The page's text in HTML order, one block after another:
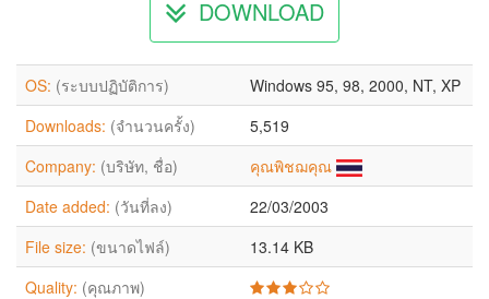
DOWNLOAD
OS: (ระบบปฏิบัติการ)
Windows 95, 98, 2000, NT, XP
Downloads: (จำนวนครั้ง)
5,519
Company: (บริษัท, ชื่อ)
คุณพิชฌคุณ
Date added: (วันที่ลง)
22/03/2003
File size: (ขนาดไฟล์)
13.14 KB
Quality: (คุณภาพ)